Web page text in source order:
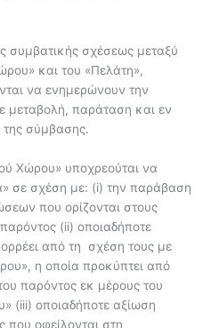
συμβατικής σχέσεως μεταξύ
και του «Πελάτη»,
να ενημερώνουν την
μεταβολή, παράταση και εν
της σύμβασης.
Χώρου» υποχρεούται να
σε σχέση με: (i) την παράβαση
που ορίζονται στους
(ii) οποιαδήποτε
από τη σχέση τους με
η οποία προκύπτει από
παρόντος εκ μέρους του
(iii) οποιαδήποτε αξίωση
που οφείλονται στη